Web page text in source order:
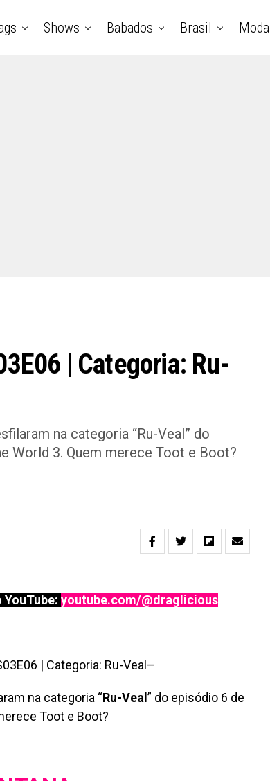
Shows Babados Brasil Moda
| Categoria: Ru-
na categoria “Ru-Veal” do
World 3. Quem merece Toot e Boot?
YouTube: youtube.com/@draglicious
–
na categoria “Ru-Veal ” do episódio 6 de
Toot e Boot?